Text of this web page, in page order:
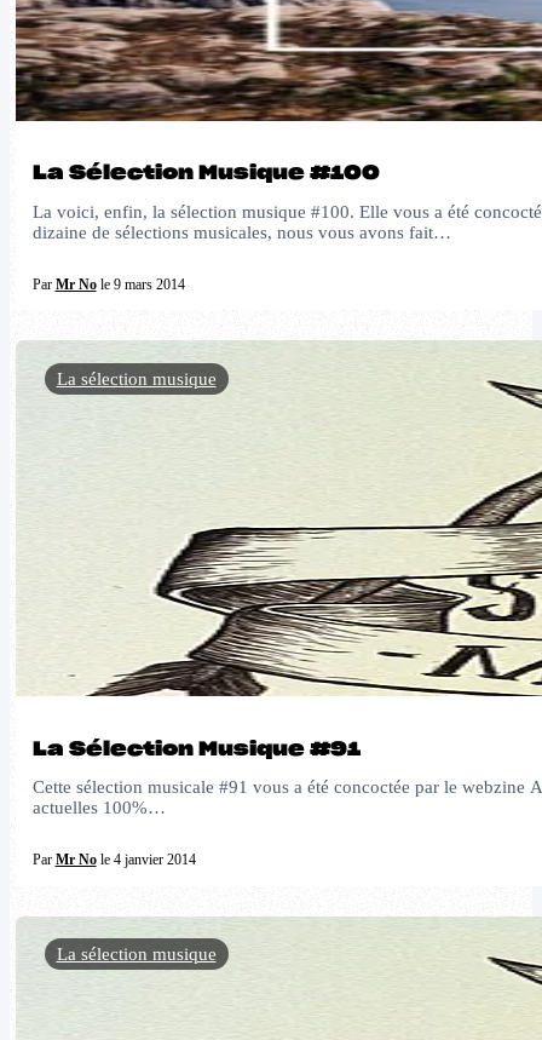
La Sélection Musique #100
La voici, enfin, la sélection musique #100. Elle vous a été
dizaine de sélections musicales, nous vous avons fait…
Par Mr Nole 9 mars 2014
La Sélection Musique #91
Cette sélection musicale #91 vous a été concoctée par le
actuelles 100%…
Par Mr Nole 4 janvier 2014
La sélection musique
La sélection musique